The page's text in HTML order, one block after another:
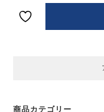
商品カテゴリー